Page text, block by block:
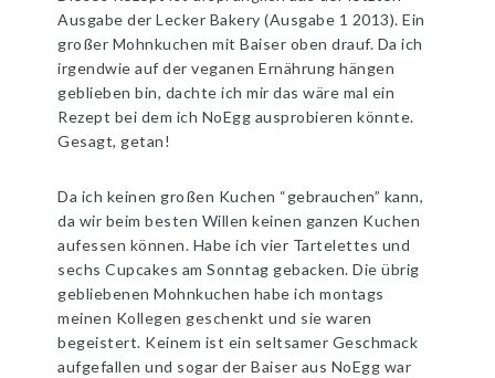
Ausgabe der Lecker Bakery (Ausgabe 1 2013). Ein
großer Mohnkuchen mit Baiser oben drauf. Da ich
irgendwie auf der veganen Ernährung hängen
geblieben bin, dachte ich mir das wäre mal ein
Rezept bei dem ich NoEgg ausprobieren könnte.
Gesagt, getan!
Da ich keinen großen Kuchen “gebrauchen” kann,
da wir beim besten Willen keinen ganzen Kuchen
aufessen können. Habe ich vier Tartelettes und
sechs Cupcakes am Sonntag gebacken. Die übrig
gebliebenen Mohnkuchen habe ich montags
meinen Kollegen geschenkt und sie waren
begeistert. Keinem ist ein seltsamer Geschmack
aufgefallen und sogar der Baiser aus NoEgg war